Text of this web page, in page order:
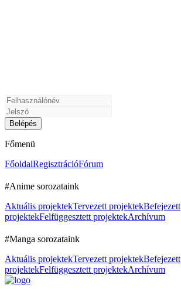
Főmenü
FőoldalRegisztrációFórum
#Anime sorozataink
Aktuális projektekTervezett projektekBefejezett
projektekFelfüggesztett projektekArchívum
#Manga sorozataink
Aktuális projektekTervezett projektekBefejezett
projektekFelfüggesztett projektekArchívum